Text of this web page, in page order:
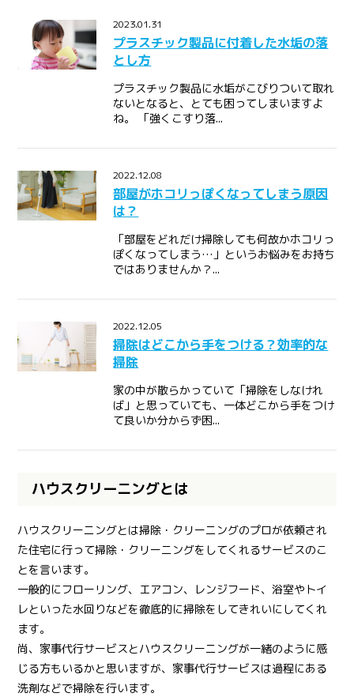
2023.01.31
プラスチック製品に付着した水垢の落
とし方
プラスチック製品に水垢がこびりついて取れ
ないとなると、とても困ってしまいますよ
ね。 「強くこすり落...
2022.12.08
部屋がホコリっぽくなってしまう原因
は？
「部屋をどれだけ掃除しても何故かホコリっ
ぽくなってしまう…」というお悩みをお持ち
ではありませんか？...
2022.12.05
掃除はどこから手をつける？効率的な
掃除
家の中が散らかっていて「掃除をしなけれ
ば」と思っていても、一体どこから手をつけ
て良いか分からず困...
ハウスクリーニングとは
ハウスクリーニングとは掃除・クリーニングのプロが依頼され
た住宅に行って掃除・クリーニングをしてくれるサービスのこ
とを言います。
一般的にフローリング、エアコン、レンジフード、浴室やトイ
レといった水回りなどを徹底的に掃除をしてきれいにしてくれ
ます。
尚、家事代行サービスとハウスクリーニングが一緒のように感
じる方もいるかと思いますが、家事代行サービスは過程にある
洗剤などで掃除を行います。